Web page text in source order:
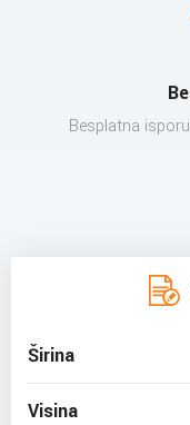
Besplatna
Širina
Visina